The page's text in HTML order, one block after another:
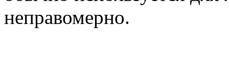
неправомерно.